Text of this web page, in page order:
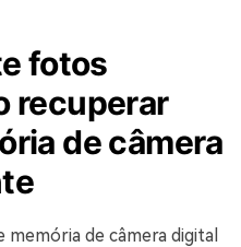
fotos
recuperar
de câmera
de câmera digital